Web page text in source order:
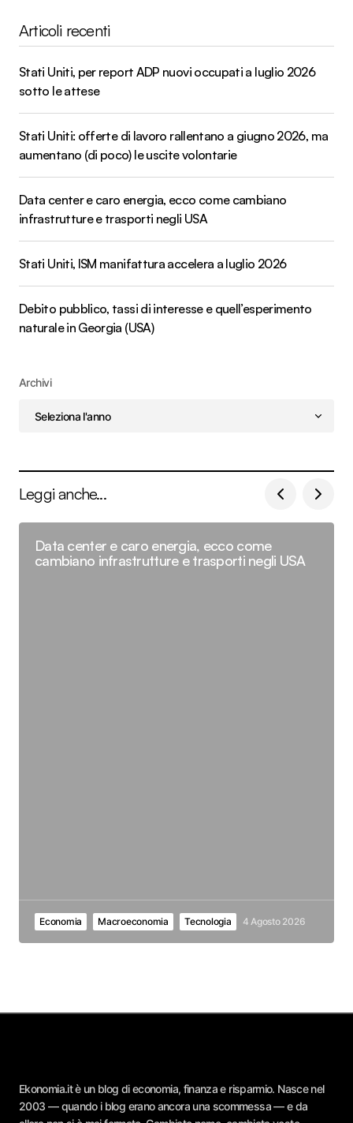
Articoli recenti
Stati Uniti, per report ADP nuovi occupati a luglio 2026
sotto le attese
Stati Uniti: offerte di lavoro rallentano a giugno 2026, ma
aumentano (di poco) le uscite volontarie
Data center e caro energia, ecco come cambiano
infrastrutture e trasporti negli USA
Stati Uniti, ISM manifattura accelera a luglio 2026
Debito pubblico, tassi di interesse e quell’esperimento
naturale in Georgia (USA)
Archivi
Leggi anche...
Data center e caro energia, ecco come
cambiano infrastrutture e trasporti negli USA
Economia Macroeconomia Tecnologia 4 Agosto 2026
Ekonomia.it è un blog di economia, finanza e risparmio. Nasce nel
2003 — quando i blog erano ancora una scommessa — e da